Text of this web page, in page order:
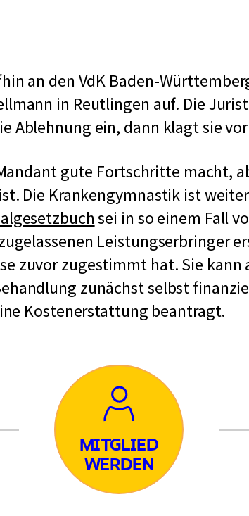
an den VdK Baden-
in Reutlingen auf. Die
Ablehnung ein, dann klagt sie
gute Fortschritte macht,
Die Krankengymnastik ist
sei in so einem Fall
Leistungserbringer
zuvor zugestimmt hat. Sie kann
zunächst selbst
Kostenerstattung beantragt.
MITGLIED
WERDEN